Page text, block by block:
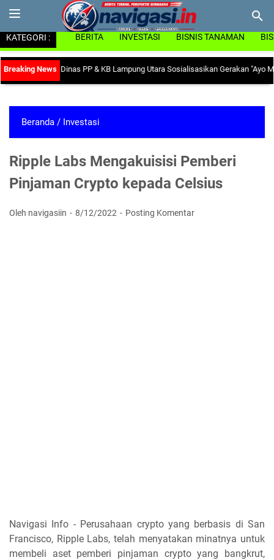
KATEGORI : BERITA INVESTASI BISNIS TANAMAN
Anemia, Dinas PP & KB Lampung Utara Sosialisasikan Gerakan "Ayo Minum
Beranda / Investasi
Ripple Labs Mengakuisisi Pemberi
Pinjaman Crypto kepada Celsius
Oleh navigasiin 8/12/2022 Posting Komentar
Navigasi Info - Perusahaan crypto yang berbasis di San
Francisco, Ripple Labs, telah menyatakan minatnya untuk
membeli aset pemberi pinjaman crypto yang bangkrut,